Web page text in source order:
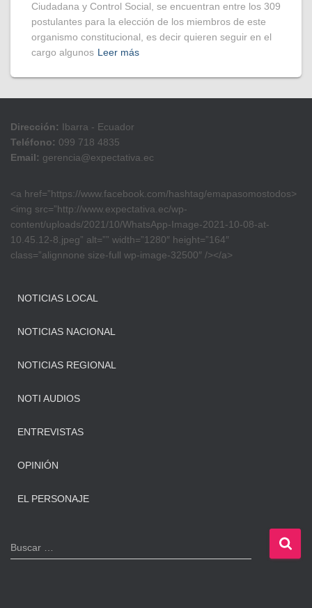
Ciudadana y Control Social, se encuentran entre los 309
postulantes para la elección de los miembros de este
organismo constitucional, es decir quieren seguir en el
cargo algunos Leer más
Dirección: Ibarra - Ecuador
Teléfono: 099 718 4835
Email: gerencia@expectativa.ec
<a href=”https://www.facebook.com/hashtag/emapasomostodos>
<img src=”http://www.expectativa.ec/wp-
content/uploads/2021/10/WhatsApp-Image-2021-10-08-at-
10.45.12-8.jpeg” alt=”” width=”1280″ height=”164″
class=”alignnone size-full wp-image-32500″ /></a>
NOTICIAS LOCAL
NOTICIAS NACIONAL
NOTICIAS REGIONAL
NOTI AUDIOS
ENTREVISTAS
OPINIÓN
EL PERSONAJE
B
u
Buscar …